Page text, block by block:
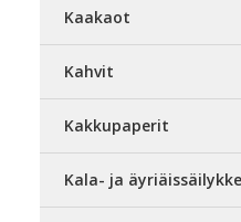
Kaakaot
Kahvit
Kakkupaperit
Kala- ja